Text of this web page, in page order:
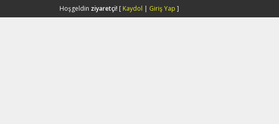
Hoşgeldin ziyaretçi! [ Kaydol | Giriş Yap ]